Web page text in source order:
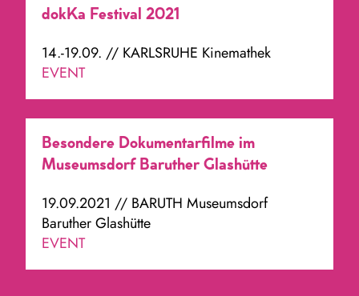
dokKa Festival 2021
14.-19.09. // KARLSRUHE Kinemathek
EVENT
Besondere Dokumentarfilme im
Museumsdorf Baruther Glashütte
19.09.2021 // BARUTH Museumsdorf
Baruther Glashütte
EVENT